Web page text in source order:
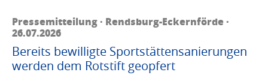
Pressemitteilung · Rendsburg-Eckernförde ·
26.07.2026
Bereits bewilligte Sportstättensanierungen
werden dem Rotstift geopfert